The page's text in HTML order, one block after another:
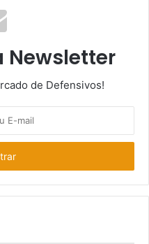
Newsletter
de Defensivos!